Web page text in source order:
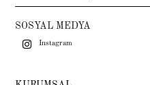
SOSYAL MEDYA
Instagram